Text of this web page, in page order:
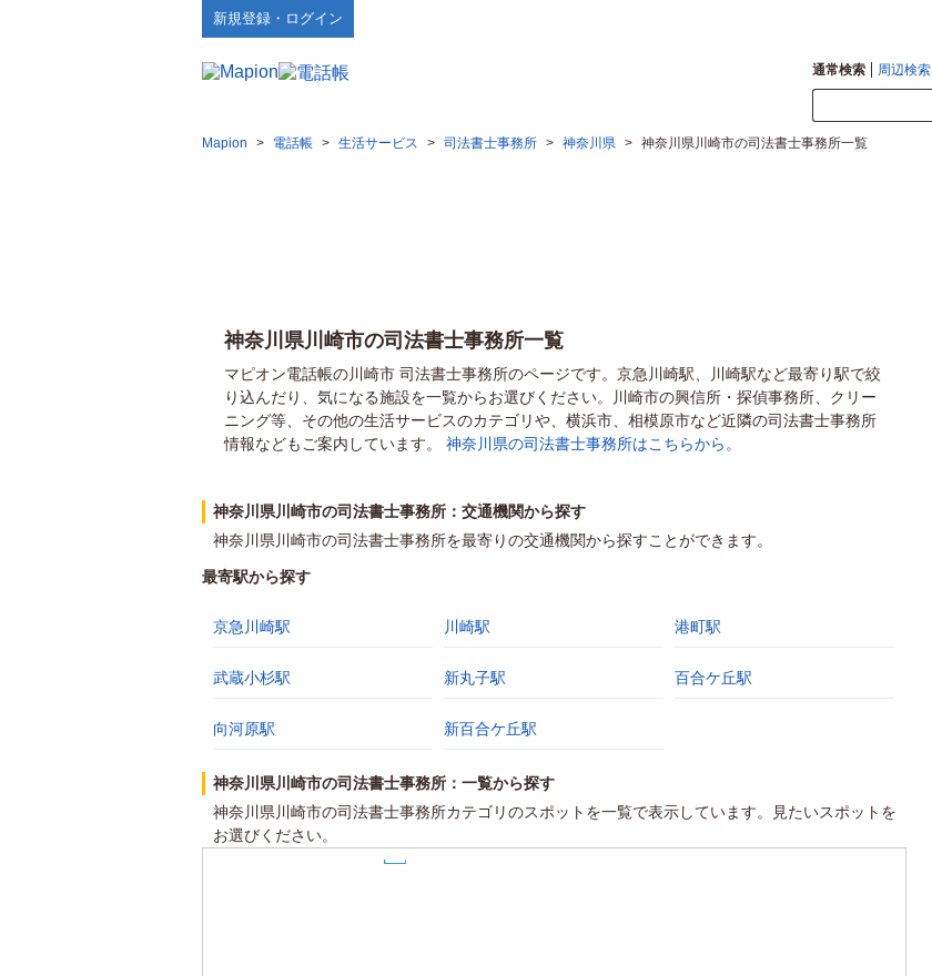
新規登録・ログイン
通常検索 周辺検索
Mapion > 電話帳 > 生活サービス > 司法書士事務所 > 神奈川県 > 神奈川県川崎市の司法書士事務所一覧
神奈川県川崎市の司法書士事務所一覧
マピオン電話帳の川崎市 司法書士事務所のページです。京急川崎駅、川崎駅など最寄り駅で絞
り込んだり、気になる施設を一覧からお選びください。川崎市の興信所・探偵事務所、クリー
ニング等、その他の生活サービスのカテゴリや、横浜市、相模原市など近隣の司法書士事務所
情報などもご案内しています。 神奈川県の司法書士事務所はこちらから。
神奈川県川崎市の司法書士事務所：交通機関から探す
神奈川県川崎市の司法書士事務所を最寄りの交通機関から探すことができます。
最寄駅から探す
京急川崎駅 川崎駅 港町駅
武蔵小杉駅 新丸子駅 百合ケ丘駅
向河原駅 新百合ケ丘駅
神奈川県川崎市の司法書士事務所：一覧から探す
神奈川県川崎市の司法書士事務所カテゴリのスポットを一覧で表示しています。見たいスポットを
お選びください。
2
15
21